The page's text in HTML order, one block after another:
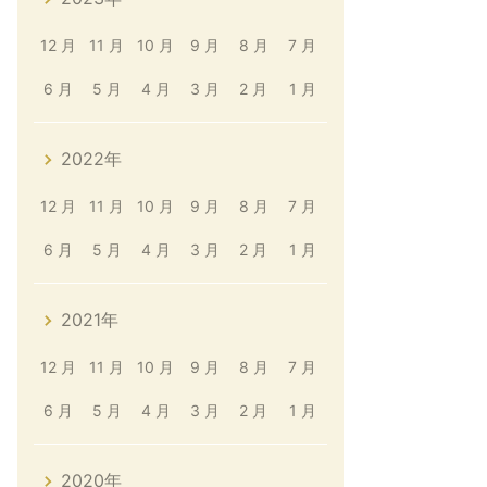
12 月 11 月 10 月 9 月 8 月 7 月
6 月 5 月 4 月 3 月 2 月 1 月
2022年
12 月 11 月 10 月 9 月 8 月 7 月
6 月 5 月 4 月 3 月 2 月 1 月
2021年
12 月 11 月 10 月 9 月 8 月 7 月
6 月 5 月 4 月 3 月 2 月 1 月
2020年